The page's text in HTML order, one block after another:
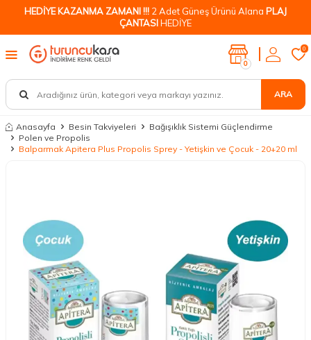
HEDİYE KAZANMA ZAMANI !!! 2 Adet Güneş Ürünü Alana PLAJ
ÇANTASIHEDİYE
ARA
0
0
Anasayfa Besin Takviyeleri
Bağışıklık Sistemi Güçlendirme
Polen ve Propolis
Balparmak Apitera Plus Propolis Sprey - Yetişkin ve Çocuk - 20+20 ml